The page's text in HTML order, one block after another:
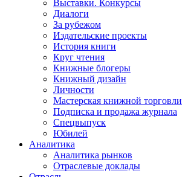
Выставки. Конкурсы
Диалоги
За рубежом
Издательские проекты
История книги
Круг чтения
Книжные блогеры
Книжный дизайн
Личности
Мастерская книжной торговли
Подписка и продажа журнала
Спецвыпуск
Юбилей
Аналитика
Аналитика рынков
Отраслевые доклады